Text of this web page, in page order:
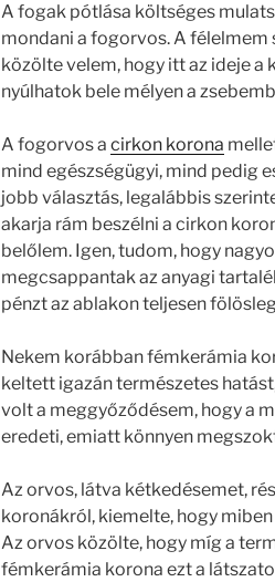
A fogak pótlása költséges
mondani a fogorvos. A
közölte velem, hogy itt az ideje a
nyúlhatok bele mélyen a
A fogorvos a cirkon korona
mind egészségügyi, mind pedig
jobb választás, legalábbis
akarja rám beszélni a cirkon
belőlem. Igen, tudom, hogy
megcsappantak az anyagi
pénzt az ablakon teljesen
Nekem korábban fémkerámia
keltett igazán természetes
volt a meggyőződésem, hogy a
eredeti, emiatt könnyen
Az orvos, látva kétkedésemet,
koronákról, kiemelte, hogy
Az orvos közölte, hogy míg a
fémkerámia korona ezt a